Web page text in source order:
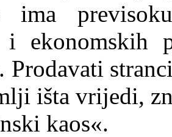
ima
i ekonomskih
Prodavati
išta vrijedi,
kaos«.